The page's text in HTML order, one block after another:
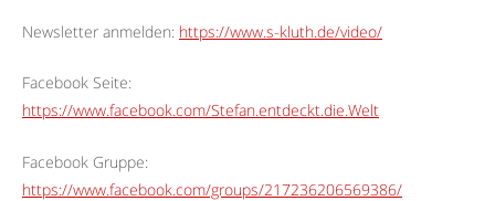
Newsletter anmelden: https://www.s-kluth.de/video/
Facebook Seite:
https://www.facebook.com/Stefan.entdeckt.die.Welt
Facebook Gruppe:
https://www.facebook.com/groups/217236206569386/